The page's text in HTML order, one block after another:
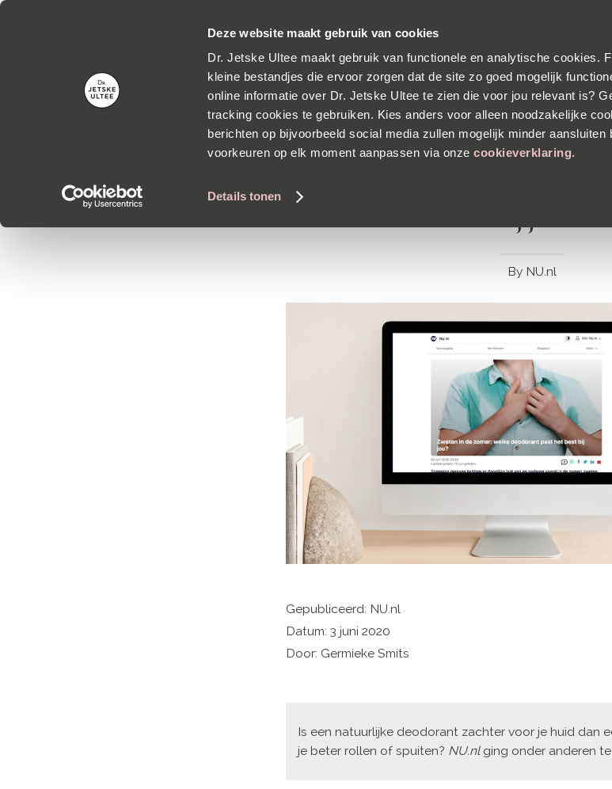
Deze website maakt gebruik van cookies
Dr. Jetske Ultee maakt gebruik van functionele en analytische cookies.
kleine bestandjes die ervoor zorgen dat de site zo goed mogelijk
online informatie over Dr. Jetske Ultee te zien die voor jou relevant is?
tracking cookies te gebruiken. Kies anders voor alleen noodzakelijke
berichten op bijvoorbeeld social media zullen mogelijk minder
voorkeuren op elk moment aanpassen via onzecookieverklaring.
Details tonen
HUIDANALYSE
NU.NL | 3 JUN 2026
Zweten in de zomer: welke
bij jou?
By NU.nl
Gepubliceerd: NU.nl
Datum: 3 juni 2020
Door: Germieke Smits
Is een natuurlijke deodorant zachter voor je huid dan
je beter rollen of spuiten? NU.nl ging onder anderen